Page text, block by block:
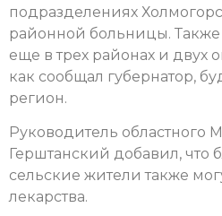
подразделениях
районной больницы. Также
еще в трех районах и двух
как сообщал губернатор,
регион.
Руководитель областного
Герштанский добавил, что
сельские жители также
лекарства.